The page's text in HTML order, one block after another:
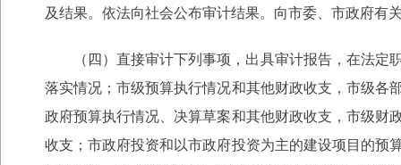
及结果。依法向社会公布审计结果。向市委、市政府有
（四）直接审计下列事项，出具审计报告，在法
落实情况；市级预算执行情况和其他财政收支，市级各
政府预算执行情况、决算草案和其他财政收支，市级财
收支；市政府投资和以市政府投资为主的建设项目的预